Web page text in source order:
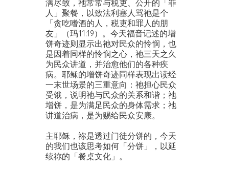
漓尽致，祂常常与税吏、公开的「罪
人」聚餐，以致法利塞人骂祂是个
「贪吃嗜酒的人，税吏和罪人的朋
友」（玛11:19）。今天福音记述的增
饼奇迹则显示出祂对民众的怜悯，也
是因着同样的怜悯之心，祂三天之久
为民众讲道，并治愈他们的各种疾
病。耶稣的增饼奇迹同样表现出读经
一末世场景的三重意向：祂担心民众
受饿，说明祂与民众的关系和谐；祂
增饼，是为满足民众的身体需求；祂
讲道治病，是为赐给民众安康。
主耶稣，祢是透过门徒分饼的，今天
的我们也该思考如何「分饼」，以延
续祢的「餐桌文化」。